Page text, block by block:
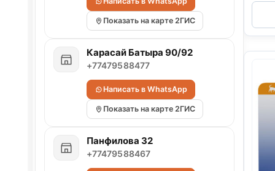
Показать на карте 2ГИС
Карасай Батыра 90/92
+77479588477
Написать в WhatsApp
Показать на карте 2ГИС
Панфилова 32
+77479588467